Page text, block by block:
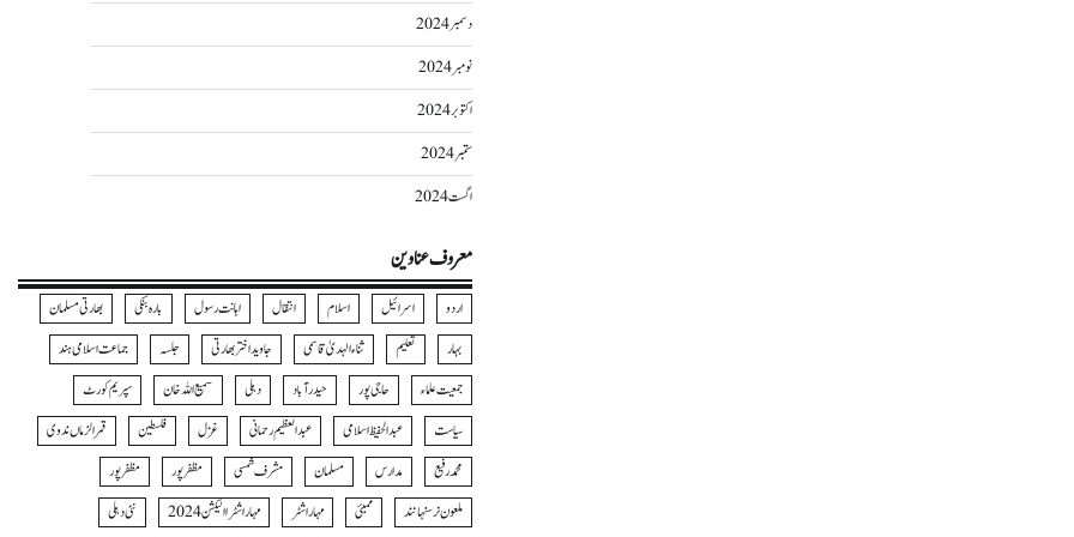
دسمبر 2024
نومبر 2024
اکتوبر 2024
ستمبر 2024
اگست 2024
معروف عناوین
اردو اسرائیل اسلام انتقال اہانت رسول بارہ بنکی
بھارتی مسلمان
بہار
تعلیم ثناءالہدیٰ قاسمی جاوید اختر بھارتی جلسہ
جماعت اسلامی ہند
جمعیت علماء
حاجی پور حیدرآباد دہلی سمیع اللہ خان
سپریم کورٹ
سیاست
عبدالحفیظ اسلامی عبدالعظیم رحمانی غزل فلسطین
قمرالزماں ندوی
محمد رفیع
مدارس مسلمان مشرف شمسی مظفر پور
مظفرپور
ملعون نرسنہا نند
ممبئی مہاراشٹر مہاراشٹرا الیکشن 2024
نئی دہلی